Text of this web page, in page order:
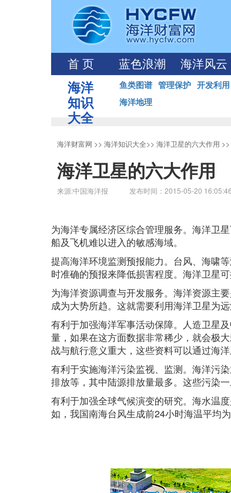
首 页 蓝色浪潮 海洋风云
海洋
知识
大全
鱼类图谱 管理保护 开发利用
海洋地理
海洋财富网 >> 海洋知识大全>> 海洋卫星的六大作用
海洋卫星的六大作用
来源:中国海洋报 发布时间：2015-05-20
为海洋专属经济区综合管理服务。海洋卫
船及飞机难以进入的敏感海域。
提高海洋环境监测预报能力。台风、海啸
时准确的预报来降低损害程度。海洋卫星
为海洋资源调查与开发服务。海洋资源主
成为大势所趋。这就需要利用海洋卫星为
有利于加强海洋军事活动保障。人造卫星
量，如果在这方面数据非常稀少，就会极
战与航行意义重大，这些资料可以通过海洋
有利于实施海洋污染监视、监测。海洋污
排放等，其中陆源排放量最多。这些污染
有利于加强全球气候演变的研究。海水温
如，我国南海台风生成前24小时海温平